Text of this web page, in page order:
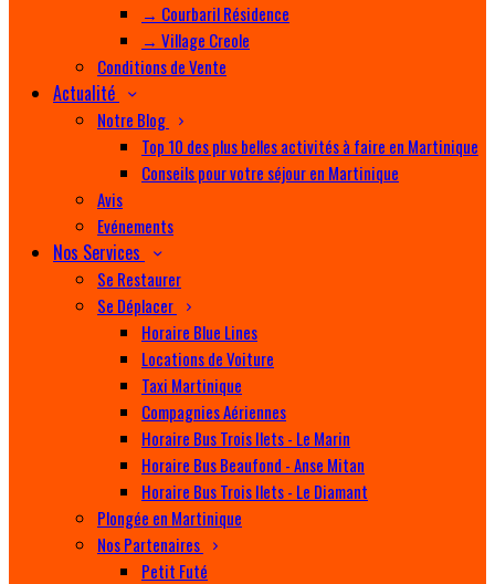
→ Courbaril Résidence
→ Village Creole
Conditions de Vente
Actualité
Notre Blog
Top 10 des plus belles activités à faire en Martinique
Conseils pour votre séjour en Martinique
Avis
Evénements
Nos Services
Se Restaurer
Se Déplacer
Horaire Blue Lines
Locations de Voiture
Taxi Martinique
Compagnies Aériennes
Horaire Bus Trois Ilets - Le Marin
Horaire Bus Beaufond - Anse Mitan
Horaire Bus Trois Ilets - Le Diamant
Plongée en Martinique
Nos Partenaires
Petit Futé